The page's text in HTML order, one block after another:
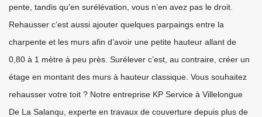
pente, tandis qu’en surélévation, vous n’en avez pas le droit.
Rehausser c’est aussi ajouter quelques parpaings entre la
charpente et les murs afin d’avoir une petite hauteur allant de
0,80 à 1 mètre à peu près. Surélever c’est, au contraire, créer un
étage en montant des murs à hauteur classique. Vous souhaitez
rehausser votre toit ? Notre entreprise KP Service à Villelongue
De La Salanqu, experte en travaux de couverture depuis plus de